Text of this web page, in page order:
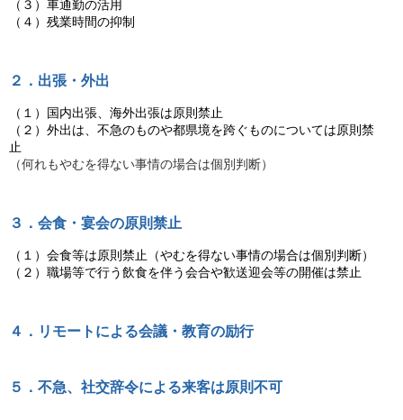
（３）車通勤の活用
（４）残業時間の抑制
２．出張・外出
（１）国内出張、海外出張は原則禁止
（２）外出は、不急のものや都県境を跨ぐものについては原則禁
止
（何れもやむを得ない事情の場合は個別判断）
３．会食・宴会の原則禁止
（１）会食等は原則禁止（やむを得ない事情の場合は個別判断）
（２）職場等で行う飲食を伴う会合や歓送迎会等の開催は禁止
４．リモートによる会議・教育の励行
５．不急、社交辞令による来客は原則不可